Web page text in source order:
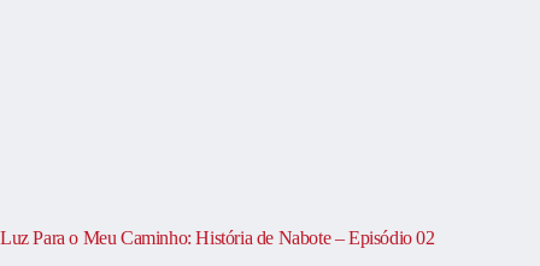
Luz Para o Meu Caminho: História de Nabote – Episódio 02